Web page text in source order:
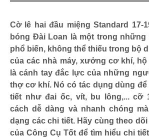
Cờ lê hai đầu miệng Standard 17-
bóng Đài Loan là một trong những
phổ biến, không thể thiếu trong bộ
của các nhà máy, xưởng cơ khí, hộ
là cánh tay đắc lực của những
thợ cơ khí. Nó có tác dụng dùng để
tiết như đai ốc, vít, bu lông,... cỡ
cách dễ dàng và nhanh chóng
dạng các chi tiết. Hãy cùng theo
của Công Cụ Tốt để tìm hiểu chi